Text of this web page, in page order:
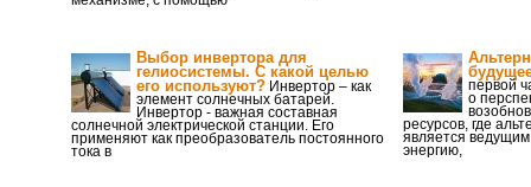
Выбор инвертора для
гелиосистемы. С какой целью
его используют? Инвертор – как
элемент солнечных батарей.
Инвертор - важная составная
солнечной электрической станции. Его
применяют как преобразователь постоянного
тока в
первой
о
ресурсов, где
является
энергию,